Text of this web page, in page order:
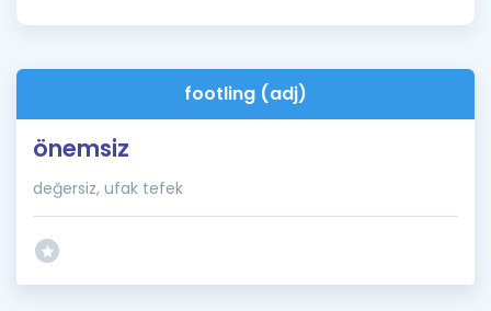
İngilizce Gramer
footling (adj)
önemsiz
değersiz, ufak tefek